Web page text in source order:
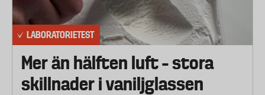
LABORATORIETEST
Mer än hälften luft – stora
skillnader i vaniljglassen